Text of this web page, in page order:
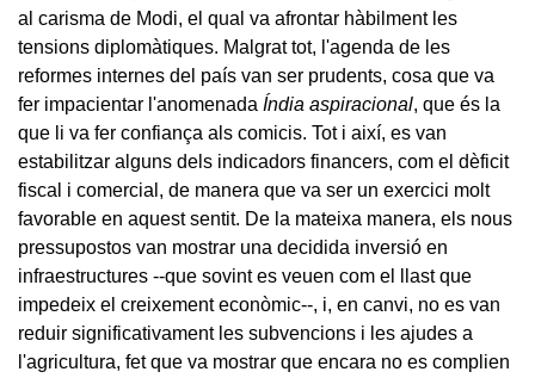
al carisma de Modi, el qual va afrontar hàbilment les
tensions diplomàtiques. Malgrat tot, l'agenda de les
reformes internes del país van ser prudents, cosa que va
fer impacientar l'anomenada Índia aspiracional, que és la
que li va fer confiança als comicis. Tot i així, es van
estabilitzar alguns dels indicadors financers, com el dèficit
fiscal i comercial, de manera que va ser un exercici molt
favorable en aquest sentit. De la mateixa manera, els nous
pressupostos van mostrar una decidida inversió en
infraestructures --que sovint es veuen com el llast que
impedeix el creixement econòmic--, i, en canvi, no es van
reduir significativament les subvencions i les ajudes a
l'agricultura, fet que va mostrar que encara no es complien